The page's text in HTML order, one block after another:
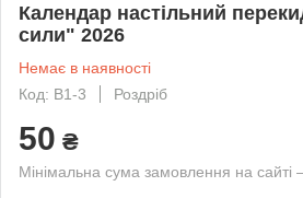
Календар настільний
сили" 2026
Немає в наявності
Код: В1-3
Роздріб
50 ₴
Мінімальна сума замовлення на